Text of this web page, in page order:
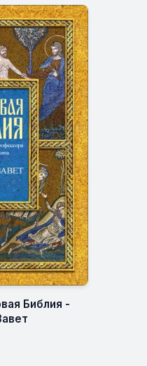
Библия -